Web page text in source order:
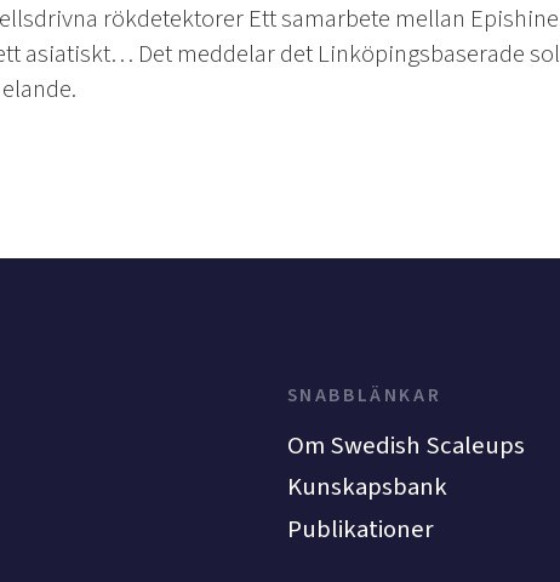
rökdetektorer Ett samarbete mellan
asiatiskt… Det meddelar det Linköpingsbaserade
SNABBLÄNKAR
Om Swedish Scaleups
Kunskapsbank
Publikationer